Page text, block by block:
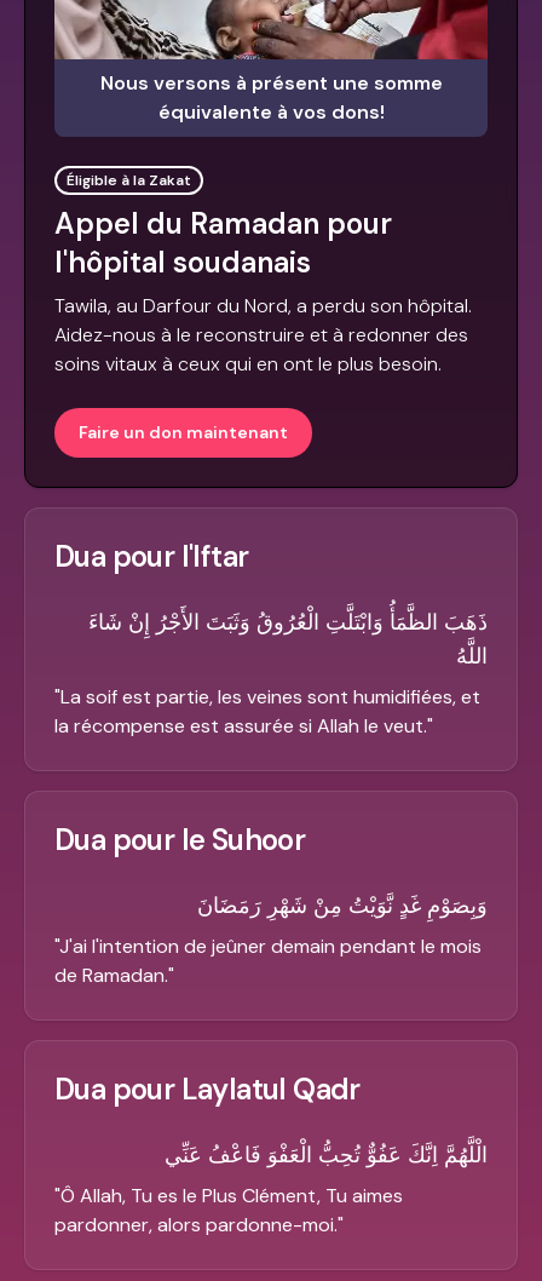
Nous versons à présent une somme
équivalente à vos dons!
Éligible à la Zakat
Appel du Ramadan pour
l'hôpital soudanais
Tawila, au Darfour du Nord, a perdu son hôpital.
Aidez-nous à le reconstruire et à redonner des
soins vitaux à ceux qui en ont le plus besoin.
Faire un don maintenant
Dua pour l'Iftar
ذَهَبَ الظَّمَأُ وَابْتَلَّتِ الْعُرُوقُ وَثَبَتَ الأَجْرُ إِنْ شَاءَ
اللَّهُ
"La soif est partie, les veines sont humidifiées, et
la récompense est assurée si Allah le veut."
Dua pour le Suhoor
وَبِصَوْمِ غَدٍ نَّوَيْتُ مِنْ شَهْرِ رَمَضَانَ
"J'ai l'intention de jeûner demain pendant le mois
de Ramadan."
Dua pour Laylatul Qadr
الْلَّهُمَّ اِنَّكَ عَفُوٌّ تُحِبُّ الْعَفْوَ فَاعْفُ عَنِّي
"Ô Allah, Tu es le Plus Clément, Tu aimes
pardonner, alors pardonne-moi."